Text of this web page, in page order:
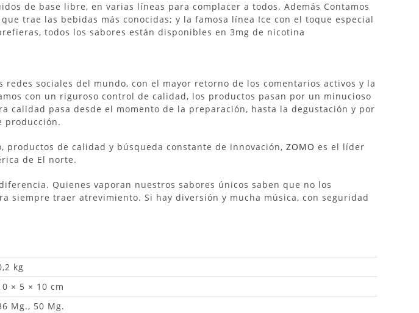
de base libre, en varias líneas para complacer a todos. Además Contamos
trae las bebidas más conocidas; y la famosa línea Ice con el toque especial
todos los sabores están disponibles en 3mg de nicotina
sociales del mundo, con el mayor retorno de los comentarios activos y la
con un riguroso control de calidad, los productos pasan por un minucioso
calidad pasa desde el momento de la preparación, hasta la degustación y por
producción.
productos de calidad y búsqueda constante de innovación,ZOMO es el líder
de El norte.
Quienes vaporan nuestros sabores únicos saben que no los
siempre traer atrevimiento. Si hay diversión y mucha música, con seguridad
kg
× 5 × 10 cm
Mg., 50 Mg.